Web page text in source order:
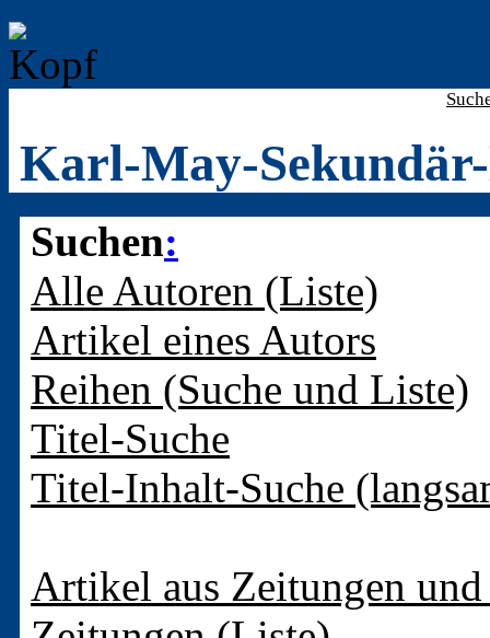
Karl-May-
Suchen:
Alle Autoren (Liste)
Artikel eines Autors
Reihen (Suche und Liste)
Titel-Suche
Titel-Inhalt-Suche
Artikel aus Zeitungen